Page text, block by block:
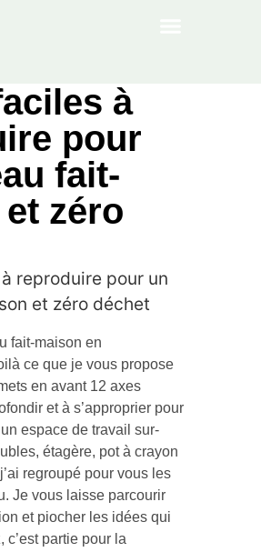
à
pour
fait-
zéro
fait-maison en
ce que je vous propose
en avant 12 axes
et à s’approprier pour
espace de travail sur-
étagère, pot à crayon
regroupé pour vous les
Je vous laisse parcourir
et piocher les idées qui
partie pour la